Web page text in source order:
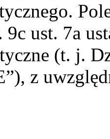
9c ust. 7a
(t. j.
z